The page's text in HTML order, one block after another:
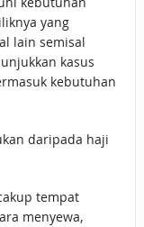
yang
lain semisal
kasus
kebutuhan
daripada haji
tempat
menyewa,